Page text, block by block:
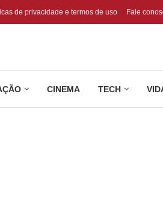
de privacidade e termos de uso Fale
CINEMA TECH